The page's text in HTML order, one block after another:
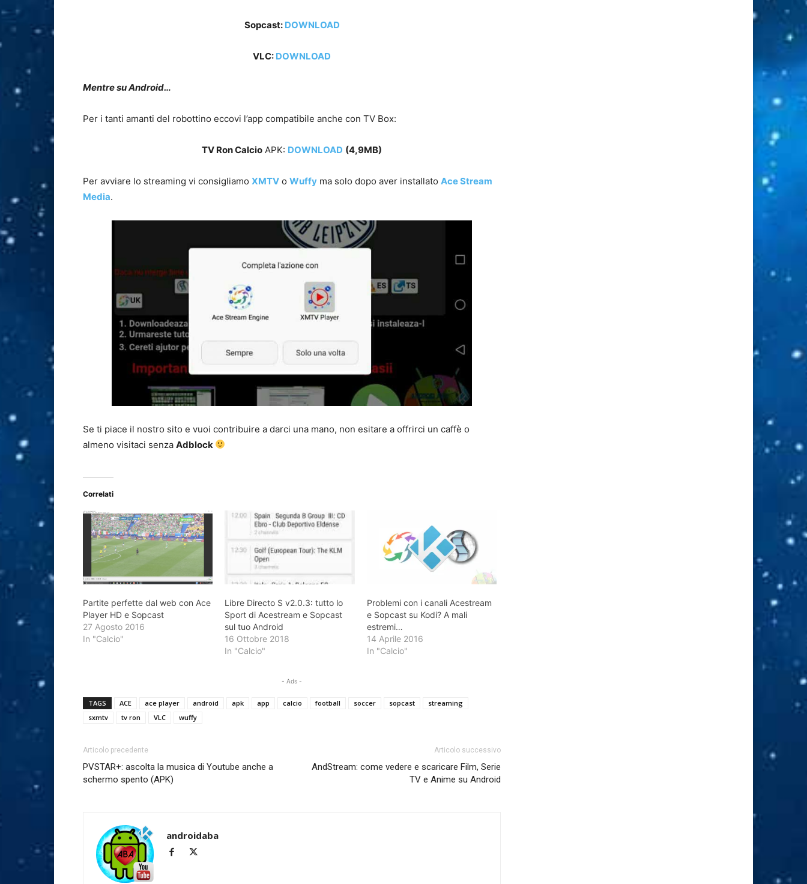
Sopcast: DOWNLOAD
VLC: DOWNLOAD
Mentre su Android…
Per i tanti amanti del robottino eccovi l’app compatibile anche con TV Box:
TV Ron Calcio APK: DOWNLOAD (4,9MB)
Per avviare lo streaming vi consigliamo XMTV o Wuffy ma solo dopo aver installato Ace Stream
Media.
Se ti piace il nostro sito e vuoi contribuire a darci una mano, non esitare a offrirci un caffè o
almeno visitaci senza Adblock
Correlati
Partite perfette dal web con Ace
Player HD e Sopcast
27 Agosto 2016
In "Calcio"
Libre Directo S v2.0.3: tutto lo
Sport di Acestream e Sopcast
sul tuo Android
16 Ottobre 2018
In "Calcio"
Problemi con i canali Acestream
e Sopcast su Kodi? A mali
estremi…
14 Aprile 2016
In "Calcio"
- Ads -
TAGS ACE ace player android apk app calcio football soccer sopcast
streaming
sxmtv
tv ron VLC wuffy
Articolo precedente
PVSTAR+: ascolta la musica di Youtube anche a
schermo spento (APK)
Articolo successivo
AndStream: come vedere e scaricare Film, Serie
TV e Anime su Android
androidaba